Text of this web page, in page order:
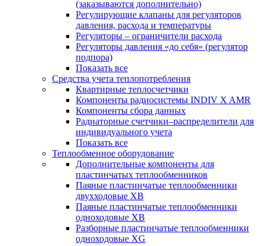
(заказываются дополнительно)
Регулирующие клапаны для регуляторов
давления, расхода и температуры
Регуляторы – ограничители расхода
Регуляторы давления «до себя» (регулятор
подпора)
Показать все
Средства учета теплопотребления
Квартирные теплосчетчики
Компоненты радиосистемы INDIV X AMR
Компоненты сбора данных
Радиаторные счетчики–распределители для
индивидуального учета
Показать все
Теплообменное оборудование
Дополнительные компоненты для
пластинчатых теплообменников
Паяные пластинчатые теплообменники
двухходовые XB
Паяные пластинчатые теплообменники
одноходовые ХВ
Разборные пластинчатые теплообменники
одноходовые ХG